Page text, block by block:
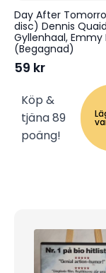
Day After
disc) Dennis
Gyllenhaal, Emmy
(Begagnad)
59 kr
Köp &
tjäna 89
poäng!